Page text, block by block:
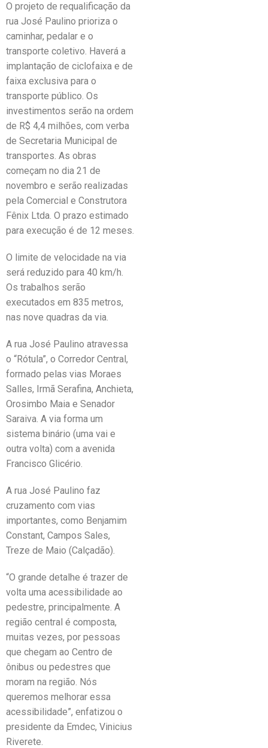
O projeto de requalificação da
rua José Paulino prioriza o
caminhar, pedalar e o
transporte coletivo. Haverá a
implantação de ciclofaixa e de
faixa exclusiva para o
transporte público. Os
investimentos serão na ordem
de R$ 4,4 milhões, com verba
de Secretaria Municipal de
transportes. As obras
começam no dia 21 de
novembro e serão realizadas
pela Comercial e Construtora
Fênix Ltda. O prazo estimado
para execução é de 12 meses.
O limite de velocidade na via
será reduzido para 40 km/h.
Os trabalhos serão
executados em 835 metros,
nas nove quadras da via.
A rua José Paulino atravessa
o “Rótula”, o Corredor Central,
formado pelas vias Moraes
Salles, Irmã Serafina, Anchieta,
Orosimbo Maia e Senador
Saraiva. A via forma um
sistema binário (uma vai e
outra volta) com a avenida
Francisco Glicério.
A rua José Paulino faz
cruzamento com vias
importantes, como Benjamim
Constant, Campos Sales,
Treze de Maio (Calçadão).
“O grande detalhe é trazer de
volta uma acessibilidade ao
pedestre, principalmente. A
região central é composta,
muitas vezes, por pessoas
que chegam ao Centro de
ônibus ou pedestres que
moram na região. Nós
queremos melhorar essa
acessibilidade”, enfatizou o
presidente da Emdec, Vinicius
Riverete.